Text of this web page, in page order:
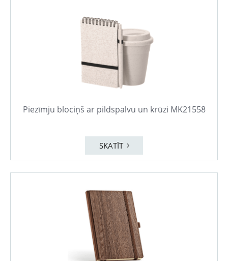
Piezīmju blociņš ar pildspalvu un krūzi MK21558
SKATĪT